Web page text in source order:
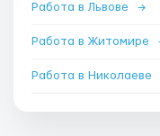
Работа в Львове →
Работа в Житомире
Работа в Николаеве